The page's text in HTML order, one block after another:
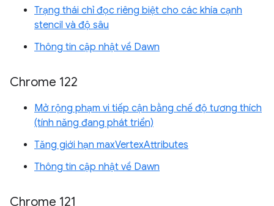
Trạng thái chỉ đọc riêng biệt cho các khía cạnh
stencil và độ sâu
Thông tin cập nhật về Dawn
Chrome 122
Mở rộng phạm vi tiếp cận bằng chế độ tương thích
(tính năng đang phát triển)
Tăng giới hạn maxVertexAttributes
Thông tin cập nhật về Dawn
Chrome 121